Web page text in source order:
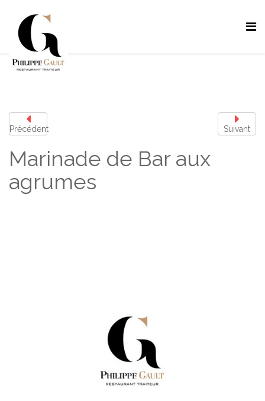
Précédent Suivant
Marinade de Bar aux
agrumes